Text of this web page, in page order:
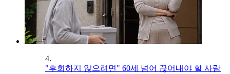
4.
"후회하지 않으려면" 60세 넘어 끊어내야 할 사람